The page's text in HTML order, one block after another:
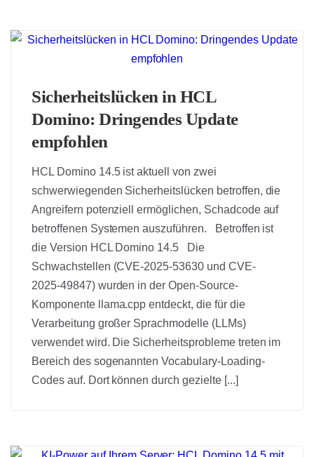
Sicherheitslücken in HCL
Domino: Dringendes Update
empfohlen
HCL Domino 14.5 ist aktuell von zwei
schwerwiegenden Sicherheitslücken betroffen, die
Angreifern potenziell ermöglichen, Schadcode auf
betroffenen Systemen auszuführen. Betroffen ist
die Version HCL Domino 14.5 Die
Schwachstellen (CVE-2025-53630 und CVE-
2025-49847) wurden in der Open-Source-
Komponente llama.cpp entdeckt, die für die
Verarbeitung großer Sprachmodelle (LLMs)
verwendet wird. Die Sicherheitsprobleme treten im
Bereich des sogenannten Vocabulary-Loading-
Codes auf. Dort können durch gezielte [...]